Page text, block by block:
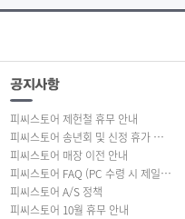
피씨스토어 제헌철 휴무 안내
피씨스토어 송년회 및 신정 휴가 안내
피씨스토어 매장 이전 안내
피씨스토어 FAQ (PC 수령 시 제일 많이 하는 질문 답변)
피씨스토어 A/S 정책
피씨스토어 10월 휴무 안내